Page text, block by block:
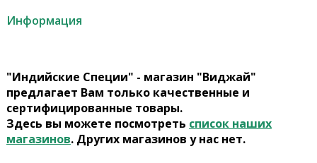
Информация
"Индийские Специи" - магазин "Виджай"
предлагает Вам только качественные и
сертифицированные товары.
Здесь вы можете посмотреть список наших
магазинов. Других магазинов у нас нет.